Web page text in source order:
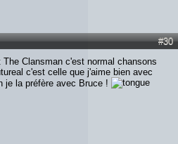
#30
The Clansman c'est normal chansons
c'est celle que j'aime bien avec
je la préfère avec Bruce !